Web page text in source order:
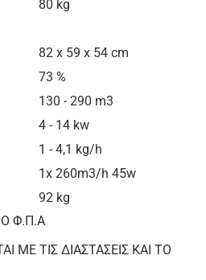
80 kg
82 x 59 x 54 cm
73 %
130 - 290 m3
4 - 14 kw
1 - 4,1 kg/h
1x 260m3/h 45w
92 kg
Φ.Π.Α
ΜΕ ΤΙΣ ΔΙΑΣΤΑΣΕΙΣ ΚΑΙ ΤΟ